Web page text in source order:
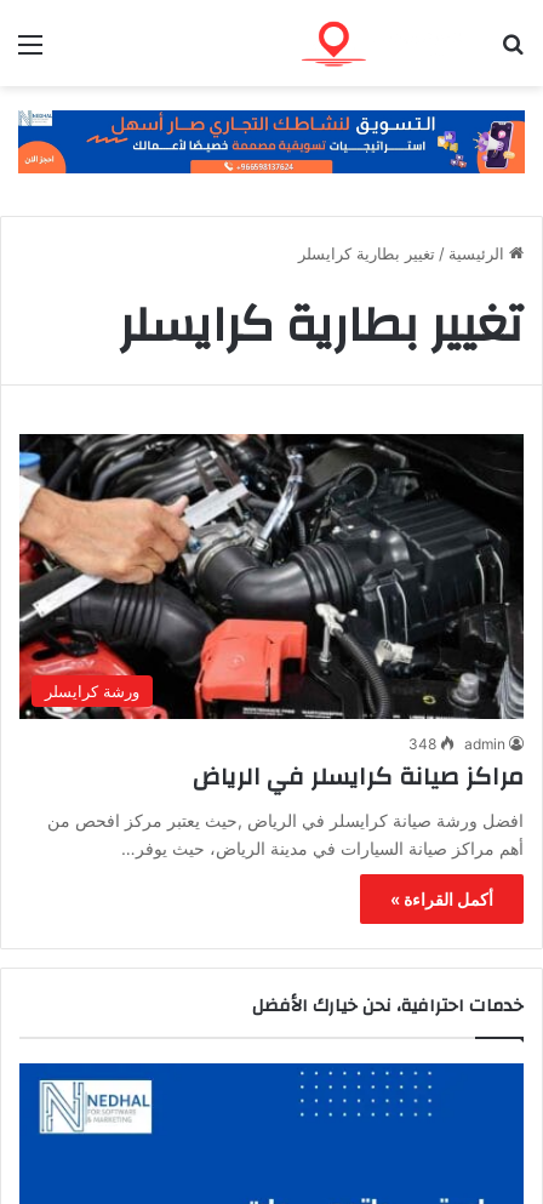
الرئيسية / تغيير بطارية كرايسلر
تغيير بطارية كرايسلر
ورشة كرايسلر
admin
348
مراكز صيانة كرايسلر في الرياض
افضل ورشة صيانة كرايسلر في الرياض ,حيث يعتبر مركز افحص من
أهم مراكز صيانة السيارات في مدينة الرياض، حيث يوفر…
أكمل القراءة »
خدمات احترافية، نحن خيارك الأفضل